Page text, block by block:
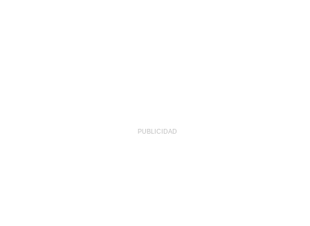
PUBLICIDAD